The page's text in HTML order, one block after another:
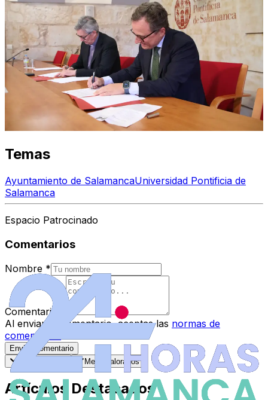
Temas
Ayuntamiento de SalamancaUniversidad Pontificia de
Salamanca
Espacio Patrocinado
Comentarios
Nombre *
Comentario
Al enviar tu comentario, aceptas las normas de
comentarios
Enviar Comentario
Mejor valorados
Artículos Destacados